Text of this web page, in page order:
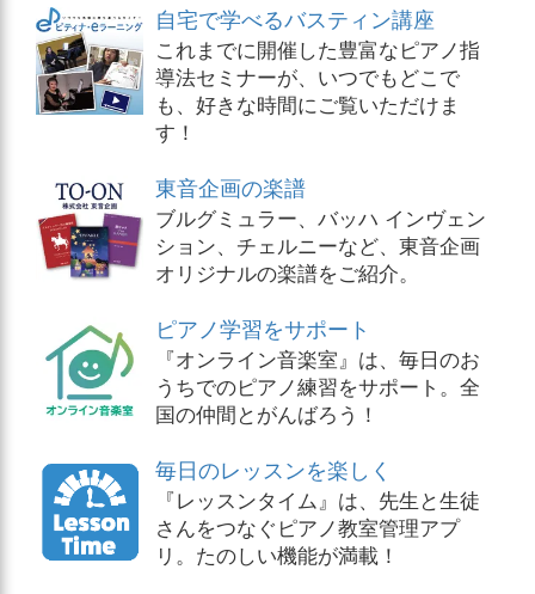
自宅で学べるバスティン講座
これまでに開催した豊富なピアノ指
導法セミナーが、いつでもどこで
も、好きな時間にご覧いただけま
す！
東音企画の楽譜
ブルグミュラー、バッハ インヴェン
ション、チェルニーなど、東音企画
オリジナルの楽譜をご紹介。
ピアノ学習をサポート
『オンライン音楽室』は、毎日のお
うちでのピアノ練習をサポート。全
国の仲間とがんばろう！
毎日のレッスンを楽しく
『レッスンタイム』は、先生と生徒
さんをつなぐピアノ教室管理アプ
リ。たのしい機能が満載！